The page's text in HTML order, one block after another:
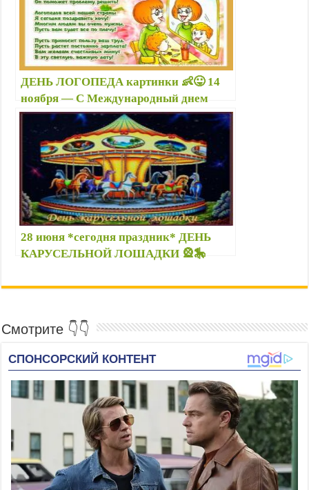
ДЕНЬ ЛОГОПЕДА картинки 👶😛 14
ноября — С Международный днем
логопеда 2025: открытки, анимация,
гифки, стихи, проза
28 июня *сегодня праздник* ДЕНЬ
КАРУСЕЛЬНОЙ ЛОШАДКИ 🎡🎠
надписями — С Днем карусельной
Смотрите 👇👇